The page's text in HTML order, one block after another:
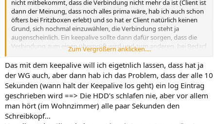
nicht mitbekommt, dass die Verbindung nicht mehr da ist (Client ist
dann der Meinung, dass noch alles prima wäre, hab ich auch schon
öfters bei Fritzboxen erlebt) und so hat er Client natürlich keinen
Grund, sich nochmal einzuwählen, die Verbindung steht ja
augenscheinlich. Ein keepalive sollte dann dafür sorgen, dass die
Verbindung zum einen überprüft wird und zum anderen, bei Bedarf
Zum Vergrößern anklicken....
Das mit dem keepalive will ich eigetnlich lassen, dass hat ja
der WG auch, aber dann hab ich das Problem, dass der alle 10
Sekunden (wann halt der Keepalive los geht) ein log Eintrag
geschrieben wird ==> Die HDD's schlafen nie, aber vor allem
man hört (im Wohnzimmer) alle paar Sekunden den
Schreibkopf...